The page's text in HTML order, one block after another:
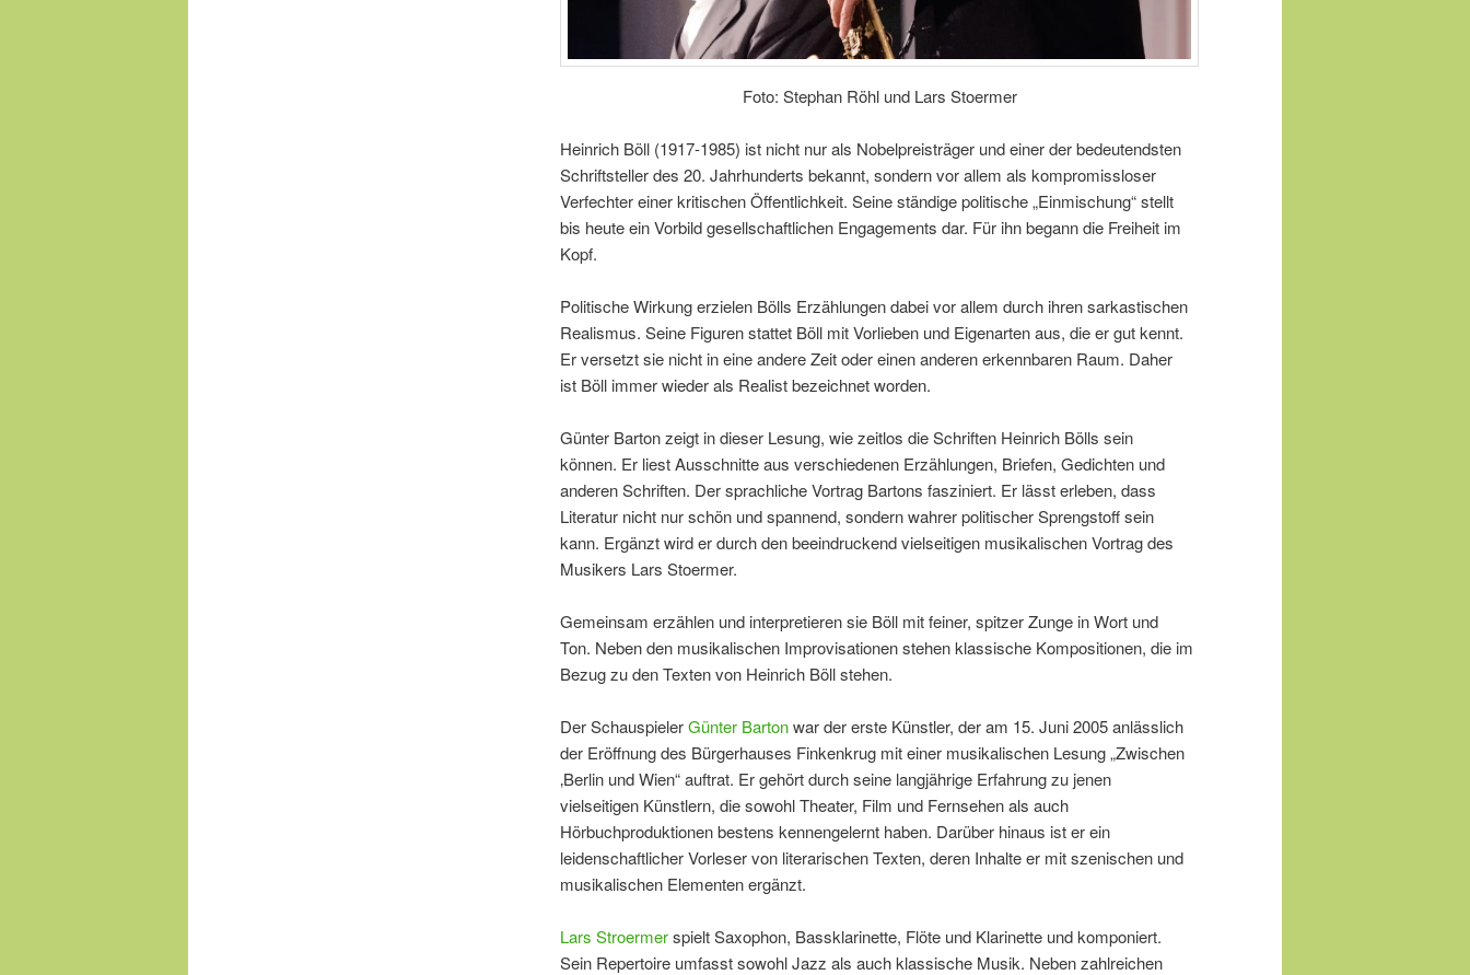
Foto: Stephan Röhl und Lars Stoermer
Heinrich Böll (1917-1985) ist nicht nur als Nobelpreisträger und einer der bedeutendsten
Schriftsteller des 20. Jahrhunderts bekannt, sondern vor allem als kompromissloser
Verfechter einer kritischen Öffentlichkeit. Seine ständige politische „Einmischung“ stellt
bis heute ein Vorbild gesellschaftlichen Engagements dar. Für ihn begann die Freiheit im
Kopf.
Politische Wirkung erzielen Bölls Erzählungen dabei vor allem durch ihren sarkastischen
Realismus. Seine Figuren stattet Böll mit Vorlieben und Eigenarten aus, die er gut kennt.
Er versetzt sie nicht in eine andere Zeit oder einen anderen erkennbaren Raum. Daher
ist Böll immer wieder als Realist bezeichnet worden.
Günter Barton zeigt in dieser Lesung, wie zeitlos die Schriften Heinrich Bölls sein
können. Er liest Ausschnitte aus verschiedenen Erzählungen, Briefen, Gedichten und
anderen Schriften. Der sprachliche Vortrag Bartons fasziniert. Er lässt erleben, dass
Literatur nicht nur schön und spannend, sondern wahrer politischer Sprengstoff sein
kann. Ergänzt wird er durch den beeindruckend vielseitigen musikalischen Vortrag des
Musikers Lars Stoermer.
Gemeinsam erzählen und interpretieren sie Böll mit feiner, spitzer Zunge in Wort und
Ton. Neben den musikalischen Improvisationen stehen klassische Kompositionen, die im
Bezug zu den Texten von Heinrich Böll stehen.
Der SchauspielerGünter Bartonwar der erste Künstler, der am 15. Juni 2005 anlässlich
der Eröffnung des Bürgerhauses Finkenkrug mit einer musikalischen Lesung „Zwischen
‚Berlin und Wien“ auftrat. Er gehört durch seine langjährige Erfahrung zu jenen
vielseitigen Künstlern, die sowohl Theater, Film und Fernsehen als auch
Hörbuchproduktionen bestens kennengelernt haben. Darüber hinaus ist er ein
leidenschaftlicher Vorleser von literarischen Texten, deren Inhalte er mit szenischen und
musikalischen Elementen ergänzt.
Lars Stroermerspielt Saxophon, Bassklarinette, Flöte und Klarinette und komponiert.
Sein Repertoire umfasst sowohl Jazz als auch klassische Musik. Neben zahlreichen